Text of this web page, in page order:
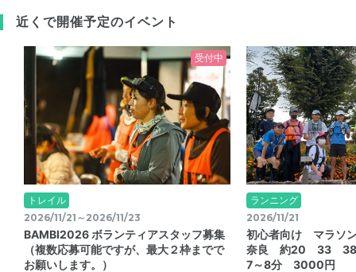
近くで開催予定のイベント
受付中
トレイル
2026/11/21～2026/11/23
BAMBI2026 ボランティアスタッフ募集
（複数応募可能ですが、最大２枠までで
お願いします。）
ランニング
2026/11/21
初心者向け マラソ
奈良 約20 33 38
7～8分 3000円